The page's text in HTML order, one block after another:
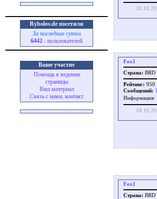
Rybolov.de посетили
За последние сутки
6442 - пользователей
Ваше участие
Помощь в ведении
страницы
Ваш материал
Связь с нами, контакт
Fox1
Страна: BRD
Рейтинг: 950
Сообщений:
Информация:
Fox1
Страна: BRD